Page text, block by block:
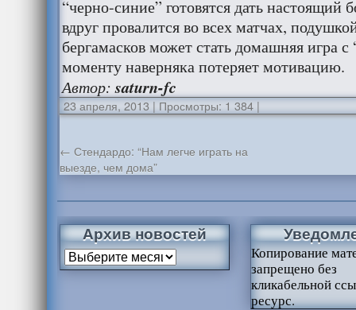
“черно-синие” готовятся дать настоящий
вдруг провалится во всех матчах,
бергамасков может стать домашняя игра
моменту наверняка потеряет мотивацию.
Автор:saturn-fc
23 апреля, 2013 | Просмотры: 1 384|
← Стендардо: “Нам легче играть на
выезде, чем дома”
Архив новостей
Копирование
запрещено без
кликабельной
ресурс.